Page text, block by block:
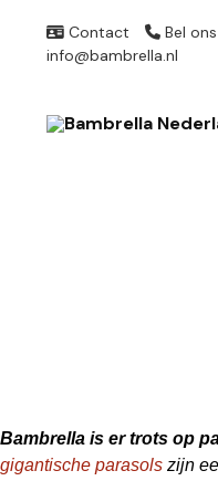
Contact
Bel ons
info@bambrella.nl
Bambrella is er trots op
gigantische parasols zijn